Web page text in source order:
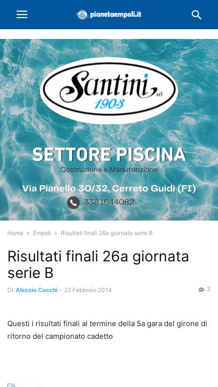
Home Empoli Risultati finali 26a giornata serie B
Risultati finali 26a giornata
serie B
Di Alessio Cocchi - 22 Febbraio 2014 3
Questi i risultati finali al termine della 5a gara del girone di
ritorno del campionato cadetto